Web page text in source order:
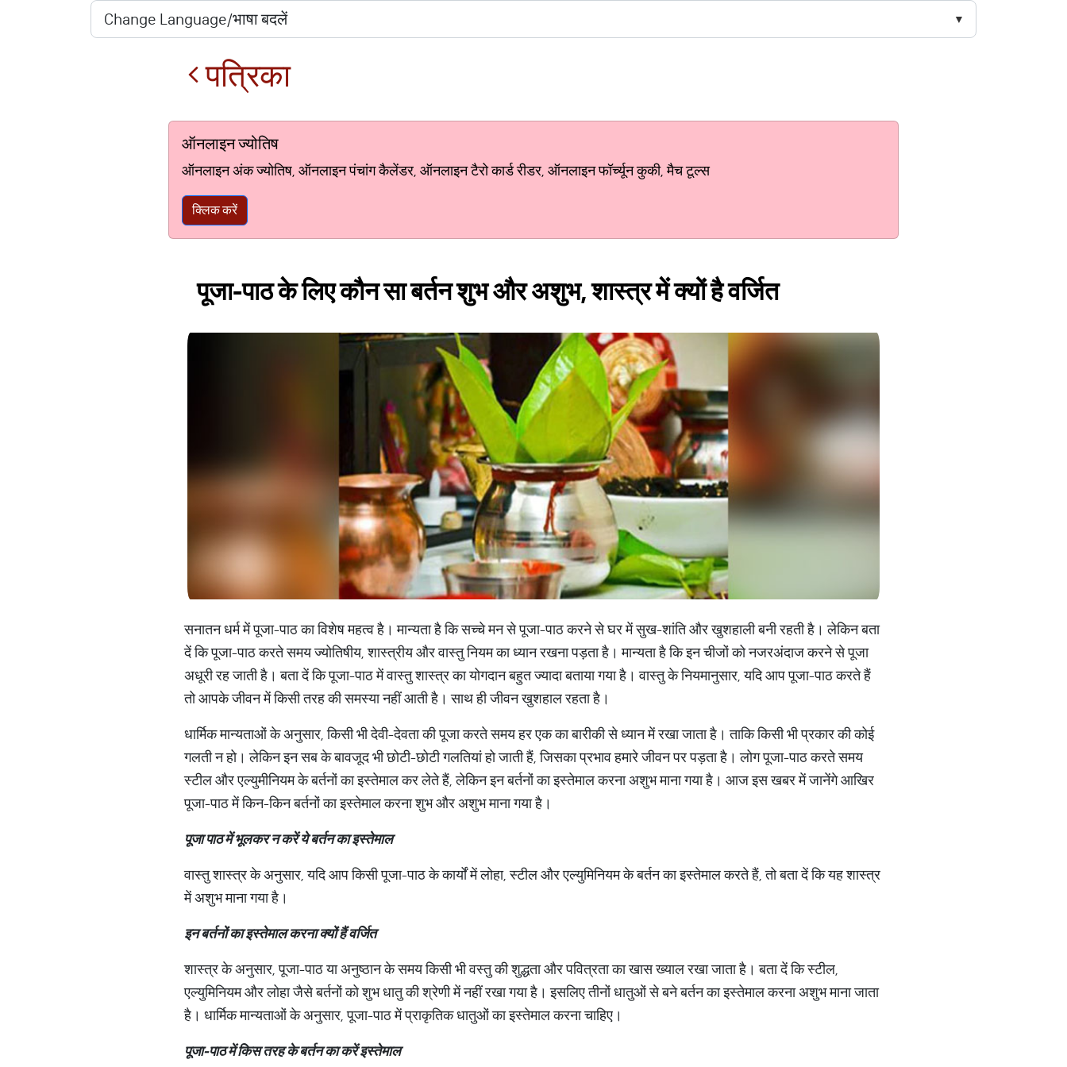
पत्रिका
ऑनलाइन ज्योतिष
ऑनलाइन अंक ज्योतिष, ऑनलाइन पंचांग कैलेंडर, ऑनलाइन टैरो कार्ड रीडर, ऑनलाइन फॉर्च्यून कुकी, मैच टूल्स
क्लिक करें
पूजा-पाठ के लिए कौन सा बर्तन शुभ और अशुभ, शास्त्र में क्यों है वर्जित
सनातन धर्म में पूजा-पाठ का विशेष महत्व है। मान्यता है कि सच्चे मन से पूजा-पाठ करने से घर में सुख-शांति और खुशहाली बनी रहती है। लेकिन बता
दें कि पूजा-पाठ करते समय ज्योतिषीय, शास्त्रीय और वास्तु नियम का ध्यान रखना पड़ता है। मान्यता है कि इन चीजों को नजरअंदाज करने से पूजा
अधूरी रह जाती है। बता दें कि पूजा-पाठ में वास्तु शास्त्र का योगदान बहुत ज्यादा बताया गया है। वास्तु के नियमानुसार, यदि आप पूजा-पाठ करते हैं
तो आपके जीवन में किसी तरह की समस्या नहीं आती है। साथ ही जीवन खुशहाल रहता है।
धार्मिक मान्यताओं के अनुसार, किसी भी देवी-देवता की पूजा करते समय हर एक का बारीकी से ध्यान में रखा जाता है। ताकि किसी भी प्रकार की कोई
गलती न हो। लेकिन इन सब के बावजूद भी छोटी-छोटी गलतियां हो जाती हैं, जिसका प्रभाव हमारे जीवन पर पड़ता है। लोग पूजा-पाठ करते समय
स्टील और एल्युमीनियम के बर्तनों का इस्तेमाल कर लेते हैं, लेकिन इन बर्तनों का इस्तेमाल करना अशुभ माना गया है। आज इस खबर में जानेंगे आखिर
पूजा-पाठ में किन-किन बर्तनों का इस्तेमाल करना शुभ और अशुभ माना गया है।
पूजापाठमेंभूलकरनकरेंयेबर्तनकाइस्तेमाल
वास्तु शास्त्र के अनुसार, यदि आप किसी पूजा-पाठ के कार्यों में लोहा, स्टील और एल्युमिनियम के बर्तन का इस्तेमाल करते हैं, तो बता दें कि यह शास्त्र
में अशुभ माना गया है।
इनबर्तनोंकाइस्तेमालकरनाक्योंहैंवर्जित
शास्त्र के अनुसार, पूजा-पाठ या अनुष्ठान के समय किसी भी वस्तु की शुद्धता और पवित्रता का खास ख्याल रखा जाता है। बता दें कि स्टील,
एल्युमिनियम और लोहा जैसे बर्तनों को शुभ धातु की श्रेणी में नहीं रखा गया है। इसलिए तीनों धातुओं से बने बर्तन का इस्तेमाल करना अशुभ माना जाता
है। धार्मिक मान्यताओं के अनुसार, पूजा-पाठ में प्राकृतिक धातुओं का इस्तेमाल करना चाहिए।
पूजा-पाठमेंकिसतरहकेबर्तनकाकरेंइस्तेमाल